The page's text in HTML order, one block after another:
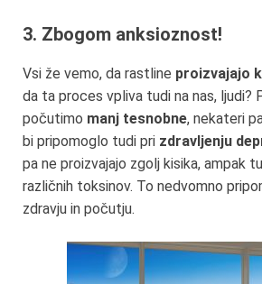
3. Zbogom anksioznost!
Vsi že vemo, da rastline proizvajajo
da ta proces vpliva tudi na nas, ljudi?
počutimo manj tesnobne, nekateri
bi pripomoglo tudi pri zdravljenju
pa ne proizvajajo zgolj kisika, ampak
različnih toksinov. To nedvomno
zdravju in počutju.